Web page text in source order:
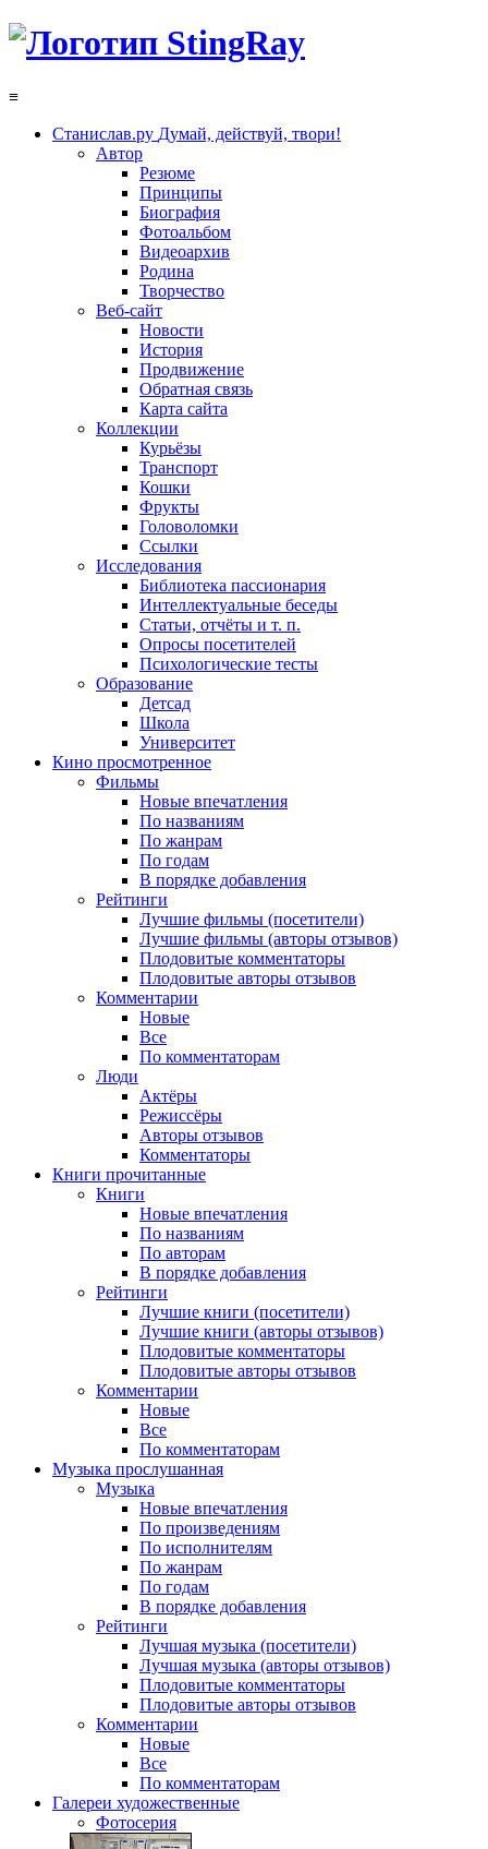
≡
Станислав.ру Думай, действуй, твори!
Автор
Резюме
Принципы
Биография
Фотоальбом
Видеоархив
Родина
Творчество
Веб-сайт
Новости
История
Продвижение
Обратная связь
Карта сайта
Коллекции
Курьёзы
Транспорт
Кошки
Фрукты
Головоломки
Ссылки
Исследования
Библиотека пассионария
Интеллектуальные беседы
Статьи, отчёты и т. п.
Опросы посетителей
Психологические тесты
Образование
Детсад
Школа
Университет
Кино просмотренное
Фильмы
Новые впечатления
По названиям
По жанрам
По годам
В порядке добавления
Рейтинги
Лучшие фильмы (посетители)
Лучшие фильмы (авторы отзывов)
Плодовитые комментаторы
Плодовитые авторы отзывов
Комментарии
Новые
Все
По комментаторам
Люди
Актёры
Режиссёры
Авторы отзывов
Комментаторы
Книги прочитанные
Книги
Новые впечатления
По названиям
По авторам
В порядке добавления
Рейтинги
Лучшие книги (посетители)
Лучшие книги (авторы отзывов)
Плодовитые комментаторы
Плодовитые авторы отзывов
Комментарии
Новые
Все
По комментаторам
Музыка прослушанная
Музыка
Новые впечатления
По произведениям
По исполнителям
По жанрам
По годам
В порядке добавления
Рейтинги
Лучшая музыка (посетители)
Лучшая музыка (авторы отзывов)
Плодовитые комментаторы
Плодовитые авторы отзывов
Комментарии
Новые
Все
По комментаторам
Галереи художественные
Фотосерия